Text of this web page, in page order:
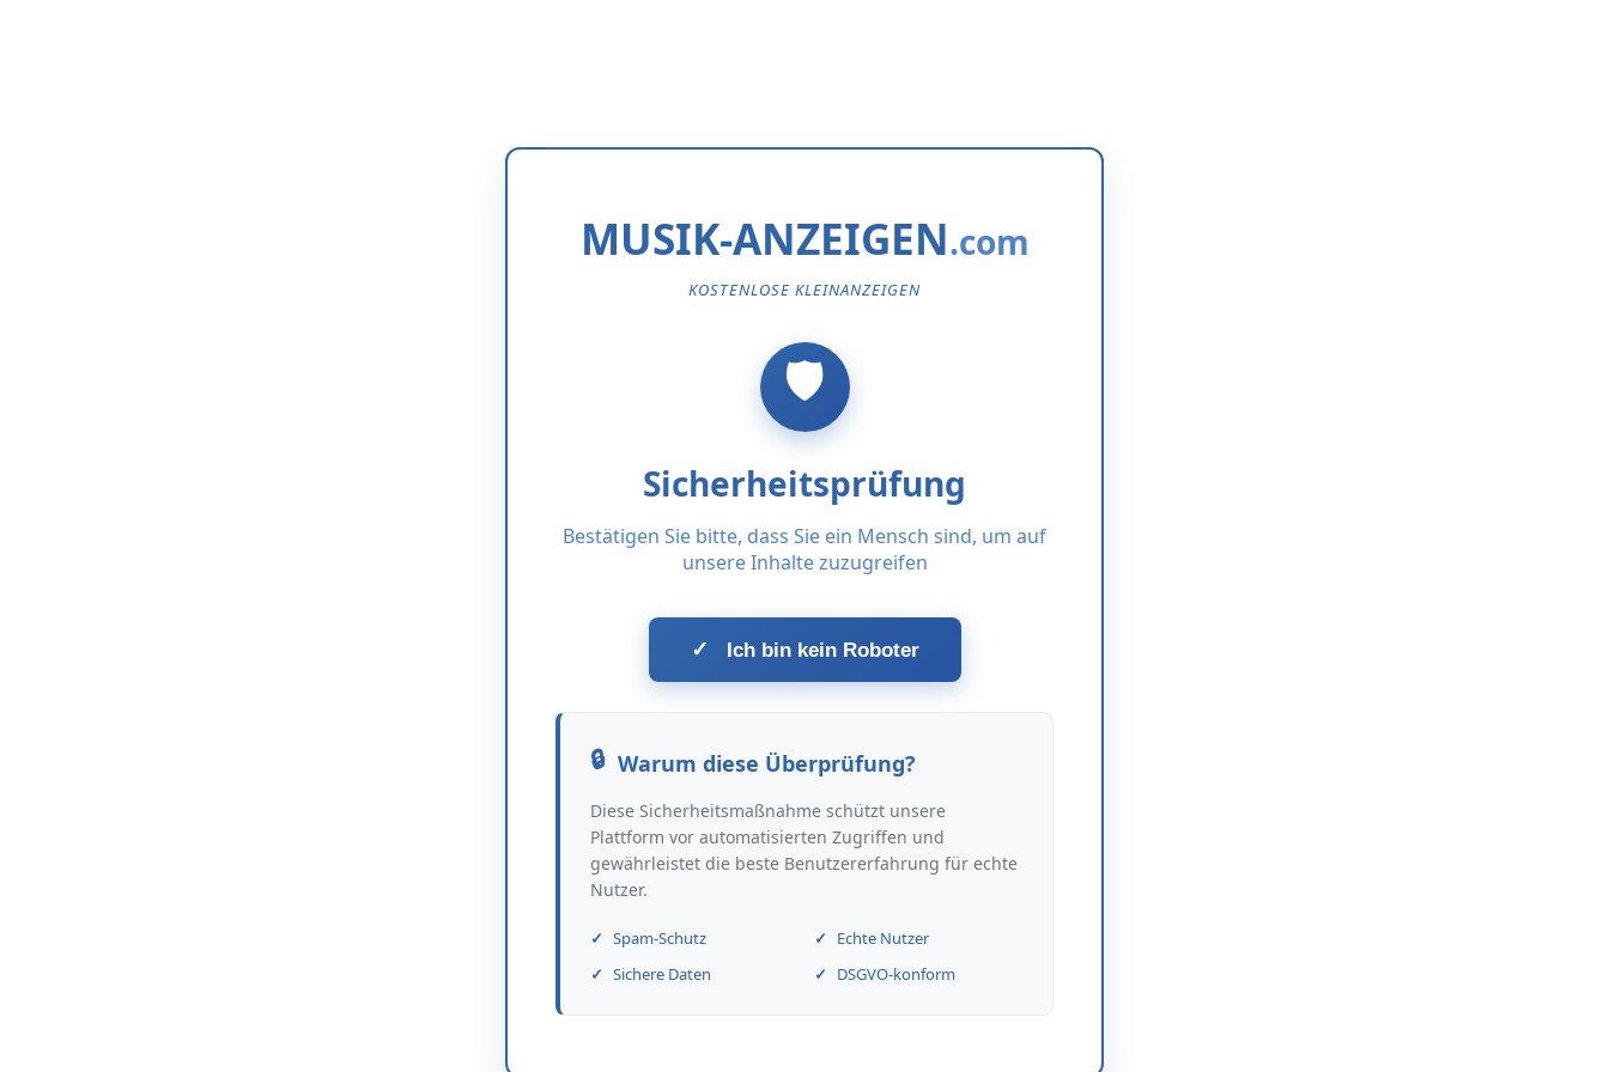
MUSIK-ANZEIGEN
KOSTENLOSE KLEINANZEIGEN
Sicherheitsprüfung
Bestätigen Sie bitte, dass Sie ein Mensch sind, um auf
unsere Inhalte zuzugreifen
✓ Ich bin kein Roboter
Warum diese Überprüfung?
Diese Sicherheitsmaßnahme schützt unsere
Plattform vor automatisierten Zugriffen und
gewährleistet die beste Benutzererfahrung für echte
Nutzer.
Spam-Schutz
Echte Nutzer
Sichere Daten
DSGVO-konform